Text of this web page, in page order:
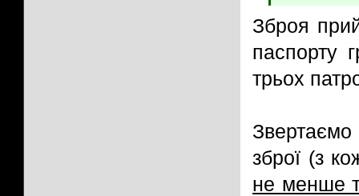
Зброя
паспорту
трьох
зброї (з
не менше